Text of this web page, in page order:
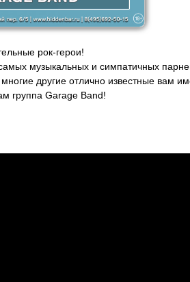
рок-герои!
музыкальных и симпатичных
другие отлично известные вам
группа Garage Band!